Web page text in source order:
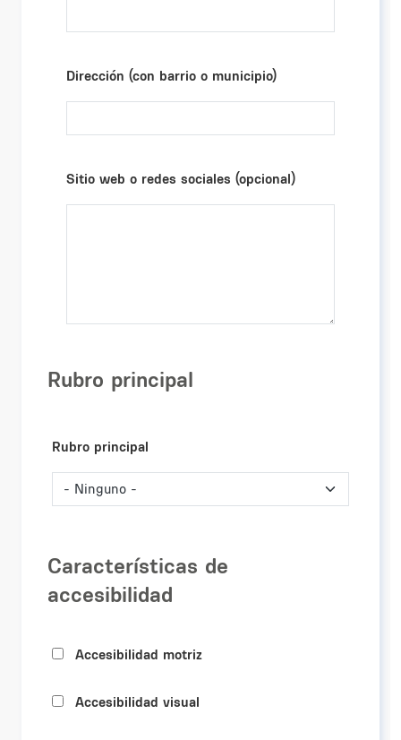
Dirección (con barrio o municipio)
Sitio web o redes sociales (opcional)
Rubro principal
Rubro principal
Características de
accesibilidad
Accesibilidad motriz
Accesibilidad visual